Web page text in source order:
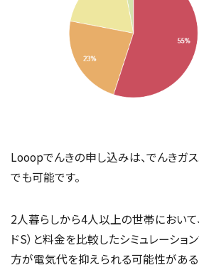
Looopでんきの申し込みは、でんきガ
でも可能です。
2人暮らしから4人以上の世帯において
ドS）と料金を比較したシミュレーショ
方が電気代を抑えられる可能性があ